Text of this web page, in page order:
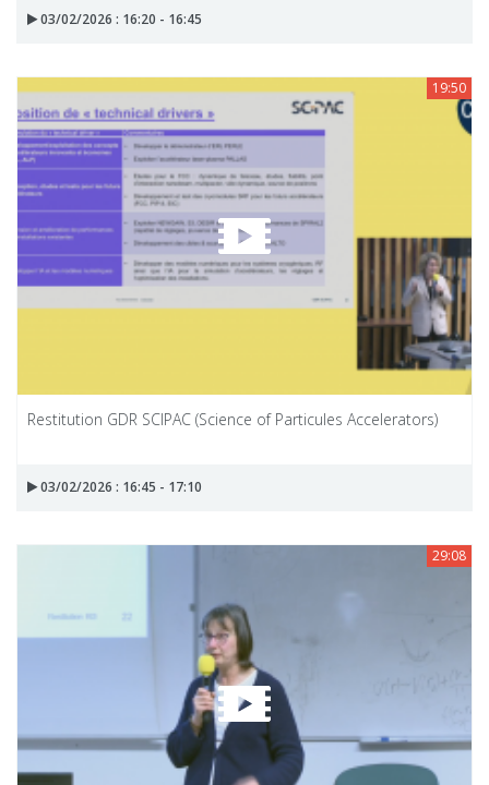
03/02/2026 : 16:20 - 16:45
19:50
Restitution GDR SCIPAC (Science of Particules Accelerators)
03/02/2026 : 16:45 - 17:10
29:08